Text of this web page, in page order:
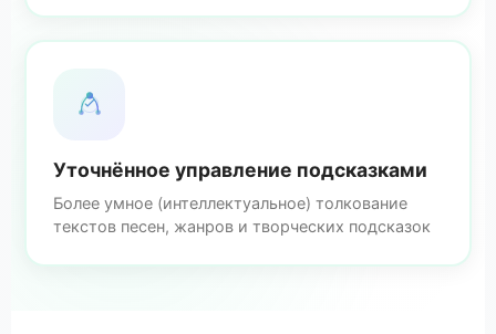
Уточнённое управление подсказками
Более умное (интеллектуальное) толкование
текстов песен, жанров и творческих подсказок